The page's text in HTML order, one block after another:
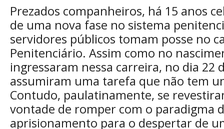
Prezados companheiros, há 15 anos
de uma nova fase no sistema
servidores públicos tomam posse no
Penitenciário. Assim como no
ingressaram nessa carreira, no dia 22
assumiram uma tarefa que não tem
Contudo, paulatinamente, se
vontade de romper com o paradigma
aprisionamento para o despertar de